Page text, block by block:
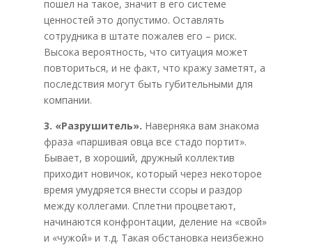
пошел на такое, значит в его системе
ценностей это допустимо. Оставлять
сотрудника в штате пожалев его – риск.
Высока вероятность, что ситуация может
повториться, и не факт, что кражу заметят, а
последствия могут быть губительными для
компании.
3. «Разрушитель». Наверняка вам знакома
фраза «паршивая овца все стадо портит».
Бывает, в хороший, дружный коллектив
приходит новичок, который через некоторое
время умудряется внести ссоры и раздор
между коллегами. Сплетни процветают,
начинаются конфронтации, деление на «свой»
и «чужой» и т.д. Такая обстановка неизбежно